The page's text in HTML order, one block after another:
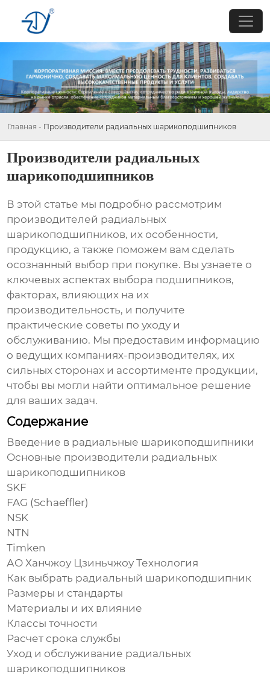
Главная - Производители радиальных шарикоподшипников
Производители радиальных
шарикоподшипников
В этой статье мы подробно рассмотрим
производителей радиальных
шарикоподшипников, их особенности,
продукцию, а также поможем вам сделать
осознанный выбор при покупке. Вы узнаете о
ключевых аспектах выбора подшипников,
факторах, влияющих на их
производительность, и получите
практические советы по уходу и
обслуживанию. Мы предоставим информацию
о ведущих компаниях-производителях, их
сильных сторонах и ассортименте продукции,
чтобы вы могли найти оптимальное решение
для ваших задач.
Содержание
Введение в радиальные шарикоподшипники
Основные производители радиальных
шарикоподшипников
SKF
FAG (Schaeffler)
NSK
NTN
Timken
АО Ханчжоу Цзиньчжоу Технология
Как выбрать радиальный шарикоподшипник
Размеры и стандарты
Материалы и их влияние
Классы точности
Расчет срока службы
Уход и обслуживание радиальных
шарикоподшипников